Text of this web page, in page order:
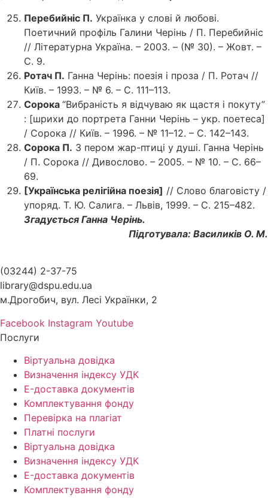
Перебийніс П. Українка у слові й любові.
Поетичний профіль Галини Черінь / П. Перебийніс
// Літературна Україна. – 2003. – (№ 30). – Жовт. –
С. 9.
Ротач П. Ганна Черінь: поезія і проза / П. Ротач //
Київ. – 1993. – № 6. – С. 111–113.
Сорока “Вибраність я відчуваю як щастя і покуту”
: [шрихи до портрета Ганни Черінь – укр. поетеса]
/ Сорока // Київ. – 1996. – № 11–12. – С. 142–143.
Сорока П. З пером жар-птиці у душі. Ганна Черінь
/ П. Сорока // Дивослово. – 2005. – № 10. – С. 66–
69.
[Українська релігійна поезія] // Слово благовісту /
упоряд. Т. Ю. Салига. – Львів, 1999. – С. 215–482.
Згадується Ганна Черінь.
Підготувала: Василиків О. М.
(03244) 2-37-75
library@dspu.edu.ua
м.Дрогобич, вул. Лесі Українки, 2
Facebook Instagram Youtube
Послуги
Віртуальна довідка
Визначення індексу УДК
E-доставка документів
Комплектування фонду
Перевірка на плагіат
Платні послуги
Віртуальна довідка
Визначення індексу УДК
E-доставка документів
Комплектування фонду